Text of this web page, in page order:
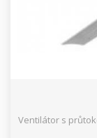
Ventilátor s